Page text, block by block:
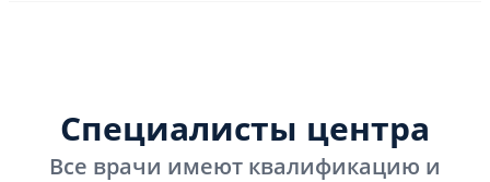
Специалисты центра
Все врачи имеют квалификацию и